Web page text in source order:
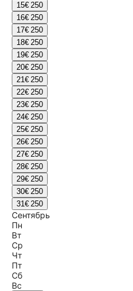
15€ 250
16€ 250
17€ 250
18€ 250
19€ 250
20€ 250
21€ 250
22€ 250
23€ 250
24€ 250
25€ 250
26€ 250
27€ 250
28€ 250
29€ 250
30€ 250
31€ 250
Сентябрь
Пн
Вт
Ср
Чт
Пт
Сб
Вс